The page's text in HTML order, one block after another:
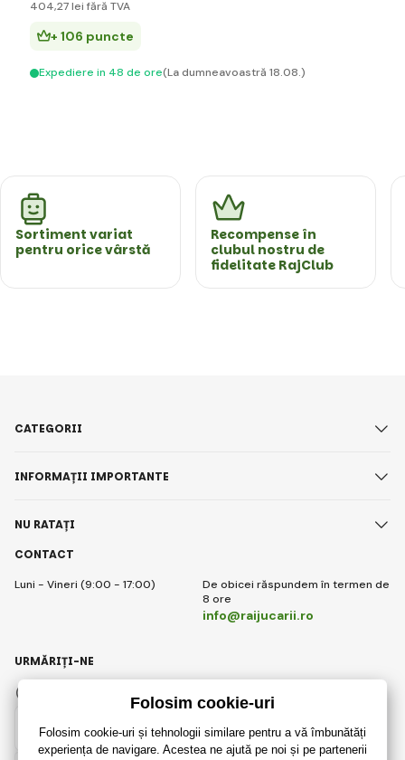
404,27 lei fără TVA
+ 106 puncte
Expediere in 48 de ore(La dumneavoastră 18.08.)
Sortiment variat
pentru orice vârstă
Recompense în
clubul nostru de
fidelitate RajClub
CONTACT
Luni - Vineri (9:00 - 17:00)
De obicei răspundem în termen de
8 ore
info@raijucarii.ro
CATEGORII
INFORMAȚII IMPORTANTE
NU RATAȚI
Romanian
URMĂRIȚI-NE
Instagram